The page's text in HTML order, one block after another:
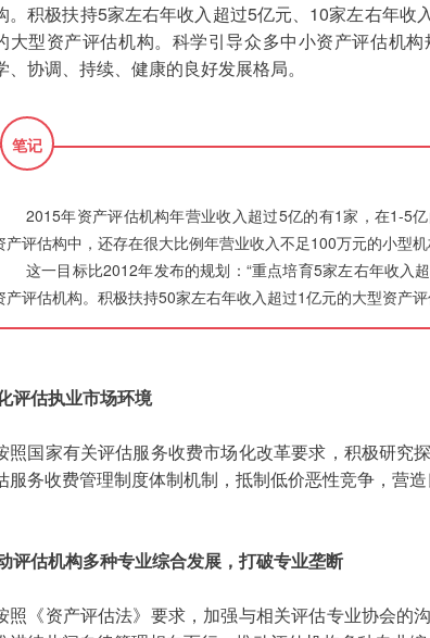
。积极扶持5家左右年收入超过5亿元、10家左右年收
大型资产评估机构。科学引导众多中小资产评估机
、协调、持续、健康的良好发展格局。
笔记
2015年资产评估机构年营业收入超过5亿的有1家，在1-5
产评估构中，还存在很大比例年营业收入不足100万元的小型机
这一目标比2012年发布的规划：“重点培育5家左右年收入
产评估机构。积极扶持50家左右年收入超过1亿元的大型资产评
评估执业市场环境
照国家有关评估服务收费市场化改革要求，积极研究
服务收费管理制度体制机制，抵制低价恶性竞争，营造
评估机构多种专业综合发展，打破专业垄断
照《资产评估法》要求，加强与相关评估专业协会的